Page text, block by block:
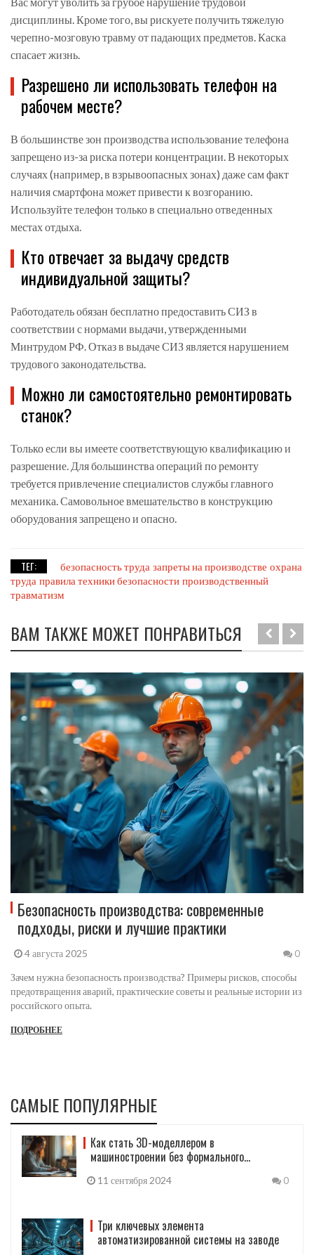
дисциплины. Кроме того, вы рискуете получить тяжелую
черепно-мозговую травму от падающих предметов. Каска
спасает жизнь.
Разрешено ли использовать телефон на
рабочем месте?
В большинстве зон производства использование телефона
запрещено из-за риска потери концентрации. В некоторых
случаях (например, в взрывоопасных зонах) даже сам факт
наличия смартфона может привести к возгоранию.
Используйте телефон только в специально отведенных
местах отдыха.
Кто отвечает за выдачу средств
индивидуальной защиты?
Работодатель обязан бесплатно предоставить СИЗ в
соответствии с нормами выдачи, утвержденными
Минтрудом РФ. Отказ в выдаче СИЗ является нарушением
трудового законодательства.
Можно ли самостоятельно ремонтировать
станок?
Только если вы имеете соответствующую квалификацию и
разрешение. Для большинства операций по ремонту
требуется привлечение специалистов службы главного
механика. Самовольное вмешательство в конструкцию
оборудования запрещено и опасно.
ТЕГ: безопасность труда запреты на производстве охрана
труда правила техники безопасности производственный
травматизм
ВАМ ТАКЖЕ МОЖЕТ ПОНРАВИТЬСЯ
Безопасность производства: современные
подходы, риски и лучшие практики
4 августа 2025 0
Зачем нужна безопасность производства? Примеры рисков, способы
предотвращения аварий, практические советы и реальные истории из
российского опыта.
ПОДРОБНЕЕ
САМЫЕ ПОПУЛЯРНЫЕ
Как стать 3D-моделлером в
машиностроении без формального
11 сентября 2024 0
Три ключевых элемента
автоматизированной системы на заводе